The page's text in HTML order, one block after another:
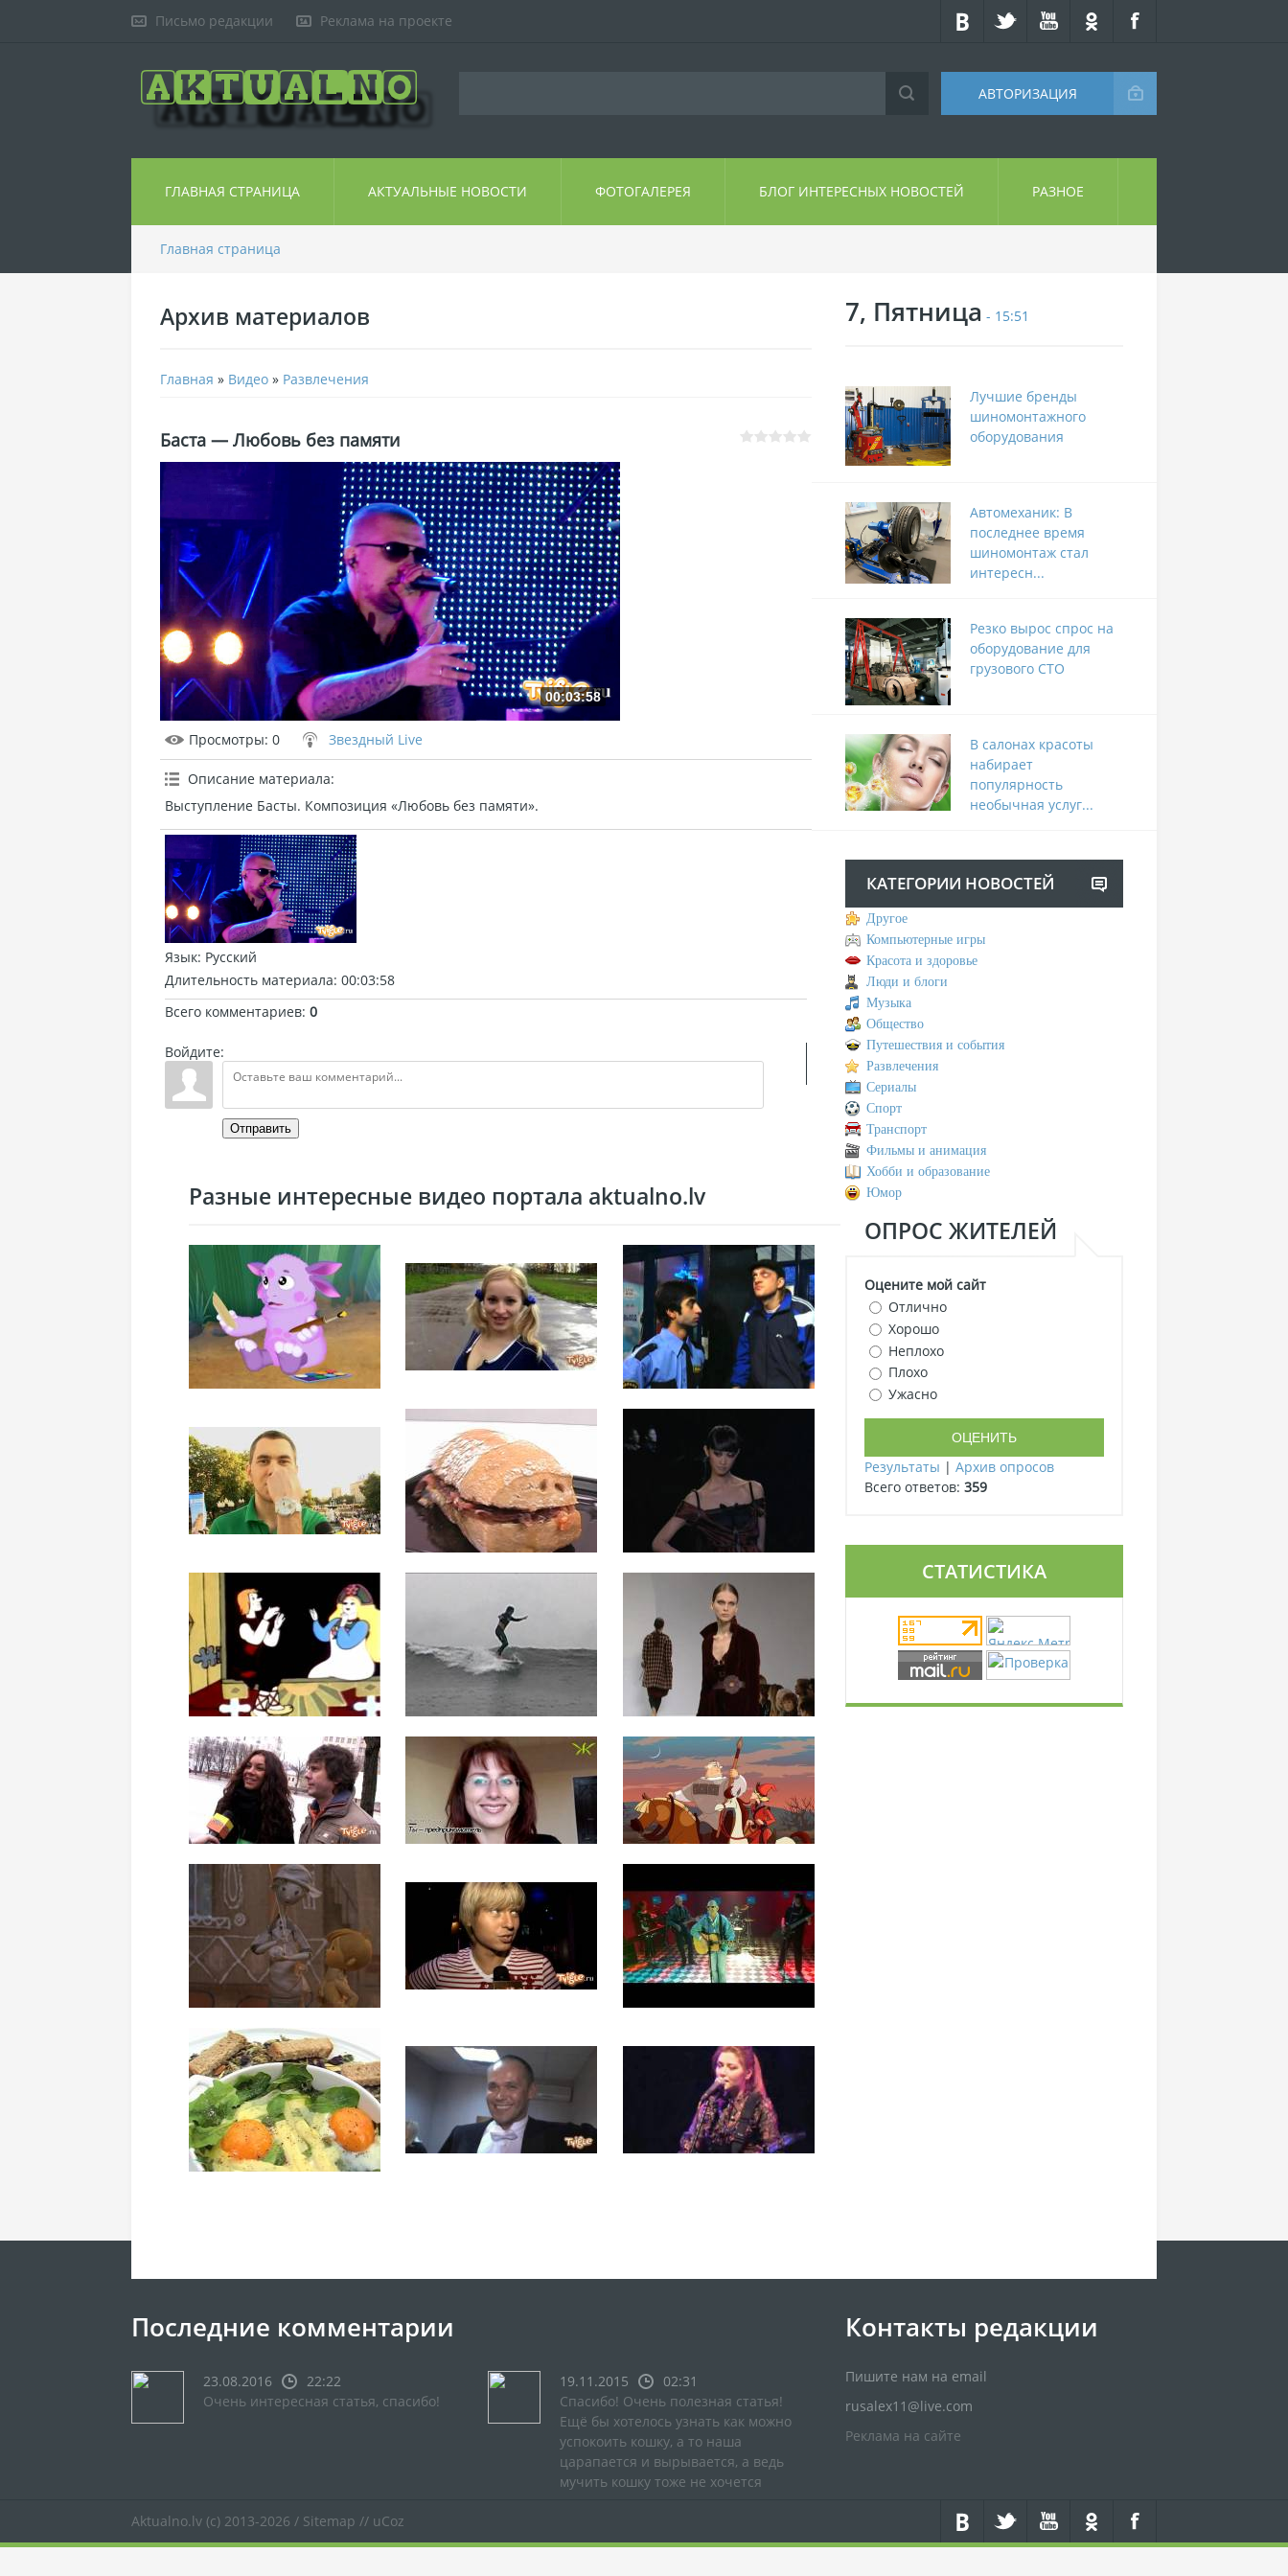
Письмо редакции Реклама на проекте
АВТОРИЗАЦИЯ
ГЛАВНАЯ СТРАНИЦА АКТУАЛЬНЫЕ НОВОСТИ ФОТОГАЛЕРЕЯ БЛОГ ИНТЕРЕСНЫХ НОВОСТЕЙ РАЗНОЕ
Главная страница
Архив материалов
Главная » Видео » Развлечения
Баста — Любовь без памяти
00:03:58
Просмотры: 0 Звездный Live
Описание материала:
Выступление Басты. Композиция «Любовь без памяти».
Язык: Русский
Длительность материала: 00:03:58
Всего комментариев: 0
Войдите:
Отправить
Разные интересные видео портала aktualno.lv
7, Пятница - 15:51
Лучшие бренды
шиномонтажного
оборудования
Автомеханик: В
последнее время
шиномонтаж стал
интересн...
Резко вырос спрос на
оборудование для
грузового СТО
В салонах красоты
набирает
популярность
необычная услуг...
КАТЕГОРИИ НОВОСТЕЙ
Другое
Компьютерные игры
Красота и здоровье
Люди и блоги
Музыка
Общество
Путешествия и события
Развлечения
Сериалы
Спорт
Транспорт
Фильмы и анимация
Хобби и образование
Юмор
ОПРОС ЖИТЕЛЕЙ
Оцените мой сайт
Отлично
Хорошо
Неплохо
Плохо
Ужасно
Результаты | Архив опросов
Всего ответов: 359
СТАТИСТИКА
Последние комментарии
23.08.2016
22:22
Очень интересная статья, спасибо!
19.11.2015
02:31
Спасибо! Очень полезная статья!
Ещё бы хотелось узнать как можно
успокоить кошку, а то наша
царапается и вырывается, а ведь
мучить кошку тоже не хочется
Контакты редакции
Пишите нам на email
rusalex11@live.com
Реклама на сайте
Aktualno.lv (c) 2013-2026 / Sitemap // uCoz